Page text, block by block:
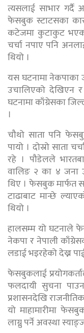
त्यसलाई साभार
फेसबुक स्टाटसका
कटेजमा कुटाकुट
चर्चा नपाए पनि
थियो ।
यस घटनामा नेकपाका
उचालिएको देखिएन
घटनामा काँग्रेसका
।
चौथो साता पनि
पायो । दोस्रो साता
रहे । पौडेलले
वालिङ २ का ४ जना
थिए । फेसबुक मार्फत
टाढाबाट मान्छे
थियो ।
हालसम्म यो घटनाले
नेकपा र नेपाली
लडाई भइरहेको देख्न
फेसबुकलाई
फलदायी सुचना
प्रशासनदेखि
यो माहामारीमा
लाग्नु पर्ने अवस्था